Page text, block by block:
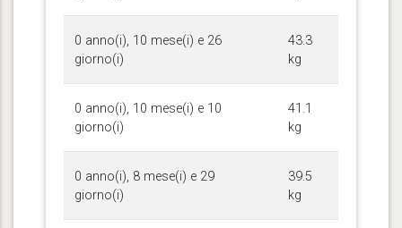
0 anno(i), 10 mese(i) e 26
giorno(i)
43.3
kg
0 anno(i), 10 mese(i) e 10
giorno(i)
41.1
kg
0 anno(i), 8 mese(i) e 29
giorno(i)
39.5
kg